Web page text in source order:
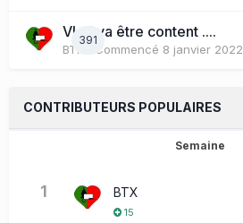
391
Vlad va être content ....
BTX · Commencé 8 janvier 2022
CONTRIBUTEURS POPULAIRES
Semaine
1 BTX
15